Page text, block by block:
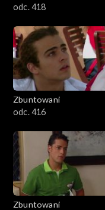
odc. 418
Zbuntowani
odc. 416
Zbuntowani